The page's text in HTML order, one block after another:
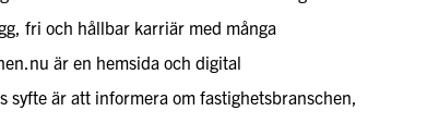
fri och hållbar karriär med många
är en hemsida och digital
syfte är att informera om fastighetsbranschen,